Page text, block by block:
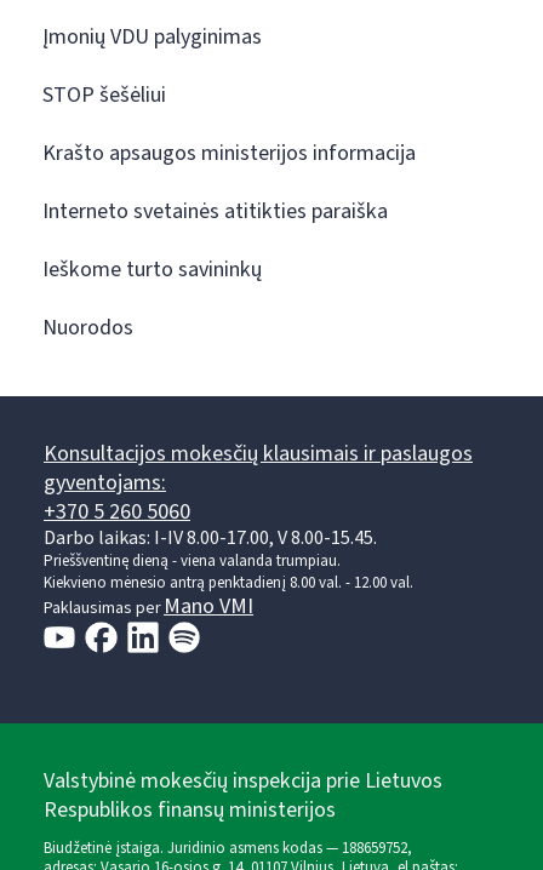
Įmonių VDU palyginimas
STOP šešėliui
Krašto apsaugos ministerijos informacija
Interneto svetainės atitikties paraiška
Ieškome turto savininkų
Nuorodos
Konsultacijos mokesčių klausimais ir paslaugos
gyventojams:
+370 5 260 5060
Darbo laikas: I-IV 8.00-17.00, V 8.00-15.45.
Prieššventinę dieną - viena valanda trumpiau.
Kiekvieno mėnesio antrą penktadienį 8.00 val. - 12.00 val.
Paklausimas perMano VMI
Valstybinė mokesčių inspekcija prie Lietuvos
Respublikos finansų ministerijos
Biudžetinė įstaiga. Juridinio asmens kodas — 188659752,